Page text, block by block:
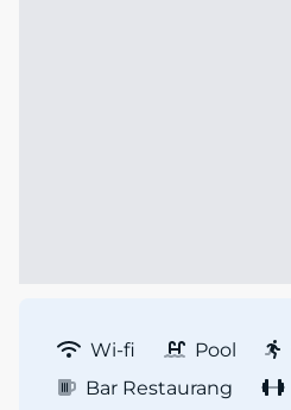
Wi-fi Pool
Bar Restaurang